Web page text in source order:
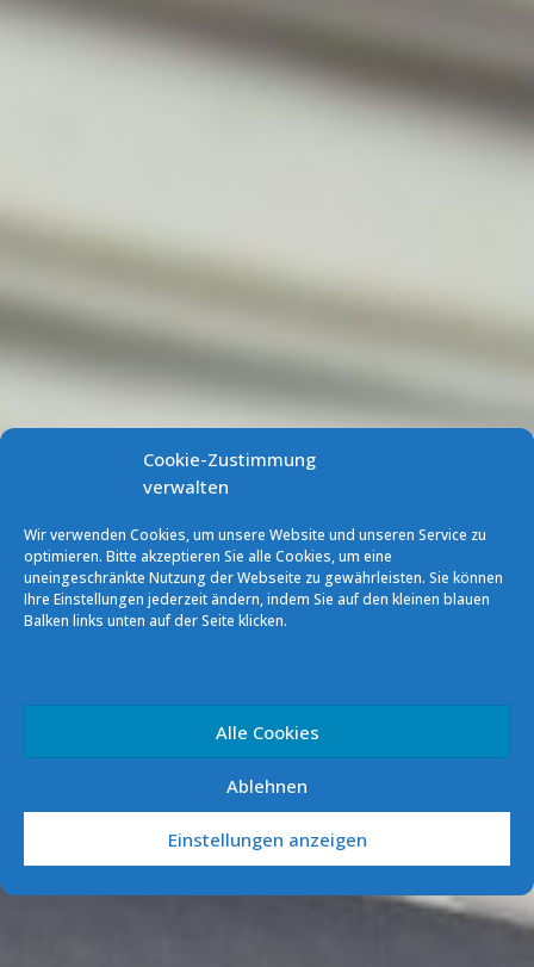
Cookie-Zustimmung
verwalten
Wir verwenden Cookies, um unsere Website und unseren Service zu
optimieren. Bitte akzeptieren Sie alle Cookies, um eine
uneingeschränkte Nutzung der Webseite zu gewährleisten. Sie können
Ihre Einstellungen jederzeit ändern, indem Sie auf den kleinen blauen
Balken links unten auf der Seite klicken.
Alle Cookies
Ablehnen
Einstellungen anzeigen
Impressum